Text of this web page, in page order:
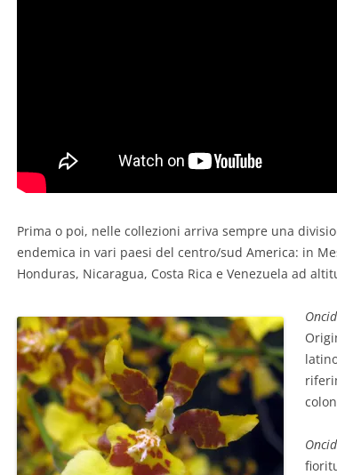
Prima o poi, nelle collezioni arriva sempre una
endemica in vari paesi del centro/sud America: in
Honduras, Nicaragua, Costa Rica e Venezuela ad